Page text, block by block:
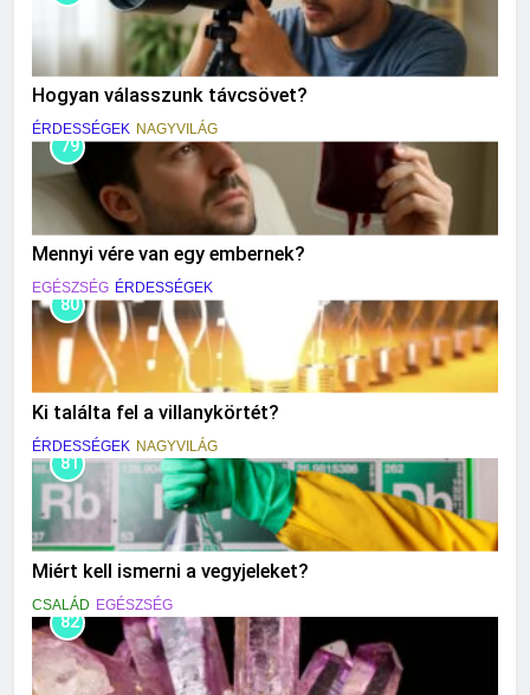
Hogyan válasszunk távcsövet?
ÉRDESSÉGEK NAGYVILÁG
79
Mennyi vére van egy embernek?
EGÉSZSÉG ÉRDESSÉGEK
80
Ki találta fel a villanykörtét?
ÉRDESSÉGEK NAGYVILÁG
81
Miért kell ismerni a vegyjeleket?
CSALÁD EGÉSZSÉG
82